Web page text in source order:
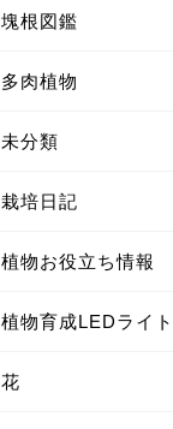
塊根図鑑
多肉植物
未分類
栽培日記
植物お役立ち情報
植物育成LEDライト
花